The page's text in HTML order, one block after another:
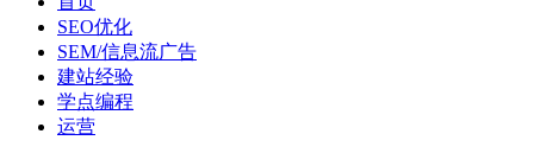
SEO优化
SEM/信息流广告
建站经验
学点编程
运营